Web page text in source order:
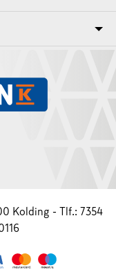
Kolding - Tlf.: 7354